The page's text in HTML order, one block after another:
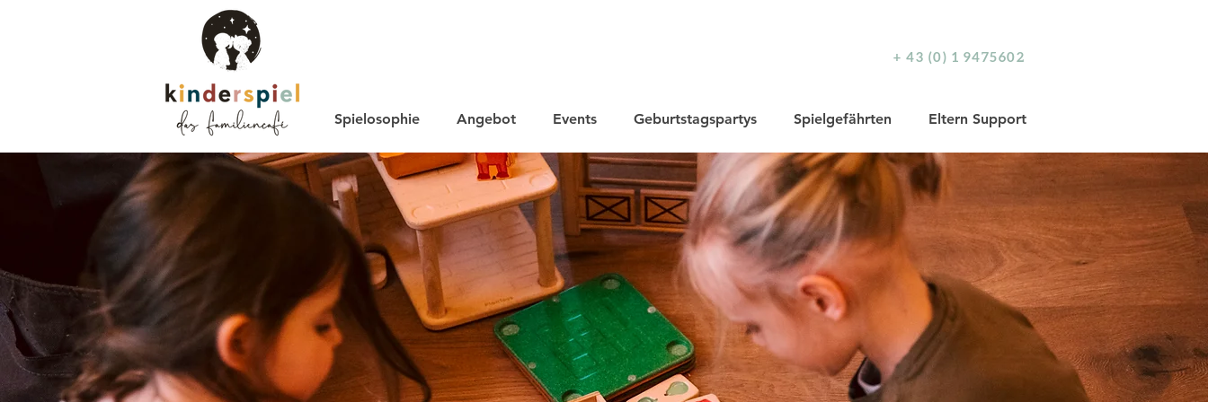
+ 43 (0) 1 9475602
Spielosophie Angebot Events Geburtstagspartys Spielgefährten Eltern Support